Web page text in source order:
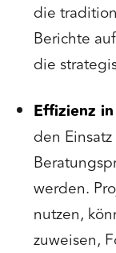
die
Berichte
die
Effizienz
den
werden.
nutzen,
zuweisen,